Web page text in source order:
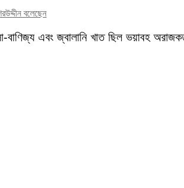
বলেছেন
বাণিজ্য এবং জ্বালানি খাত ছিল ভয়াবহ